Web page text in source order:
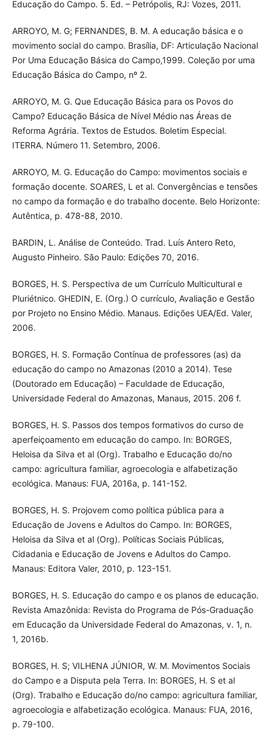
Educação do Campo. 5. Ed. – Petrópolis, RJ: Vozes, 2011.
ARROYO, M. G; FERNANDES, B. M. A educação básica e o
movimento social do campo. Brasília, DF: Articulação Nacional
Por Uma Educação Básica do Campo,1999. Coleção por uma
Educação Básica do Campo, nº 2.
ARROYO, M. G. Que Educação Básica para os Povos do
Campo? Educação Básica de Nível Médio nas Áreas de
Reforma Agrária. Textos de Estudos. Boletim Especial.
ITERRA. Número 11. Setembro, 2006.
ARROYO, M. G. Educação do Campo: movimentos sociais e
formação docente. SOARES, L et al. Convergências e tensões
no campo da formação e do trabalho docente. Belo Horizonte:
Autêntica, p. 478-88, 2010.
BARDIN, L. Análise de Conteúdo. Trad. Luís Antero Reto,
Augusto Pinheiro. São Paulo: Edições 70, 2016.
BORGES, H. S. Perspectiva de um Currículo Multicultural e
Pluriétnico. GHEDIN, E. (Org.) O currículo, Avaliação e Gestão
por Projeto no Ensino Médio. Manaus. Edições UEA/Ed. Valer,
2006.
BORGES, H. S. Formação Contínua de professores (as) da
educação do campo no Amazonas (2010 a 2014). Tese
(Doutorado em Educação) – Faculdade de Educação,
Universidade Federal do Amazonas, Manaus, 2015. 206 f.
BORGES, H. S. Passos dos tempos formativos do curso de
aperfeiçoamento em educação do campo. In: BORGES,
Heloisa da Silva et al (Org). Trabalho e Educação do/no
campo: agricultura familiar, agroecologia e alfabetização
ecológica. Manaus: FUA, 2016a, p. 141-152.
BORGES, H. S. Projovem como política pública para a
Educação de Jovens e Adultos do Campo. In: BORGES,
Heloisa da Silva et al (Org). Políticas Sociais Públicas,
Cidadania e Educação de Jovens e Adultos do Campo.
Manaus: Editora Valer, 2010, p. 123-151.
BORGES, H. S. Educação do campo e os planos de educação.
Revista Amazônida: Revista do Programa de Pós-Graduação
em Educação da Universidade Federal do Amazonas, v. 1, n.
1, 2016b.
BORGES, H. S; VILHENA JÚNIOR, W. M. Movimentos Sociais
do Campo e a Disputa pela Terra. In: BORGES, H. S et al
(Org). Trabalho e Educação do/no campo: agricultura familiar,
agroecologia e alfabetização ecológica. Manaus: FUA, 2016,
p. 79-100.